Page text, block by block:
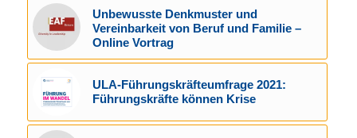
Unbewusste Denkmuster und
Vereinbarkeit von Beruf und Familie –
Online Vortrag
ULA-Führungskräfteumfrage 2021:
Führungskräfte können Krise